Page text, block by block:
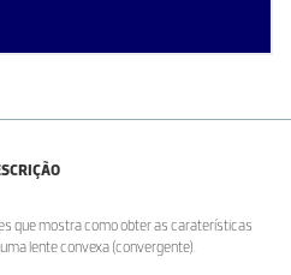
que mostra como obter as caraterísticas
lente convexa (convergente).